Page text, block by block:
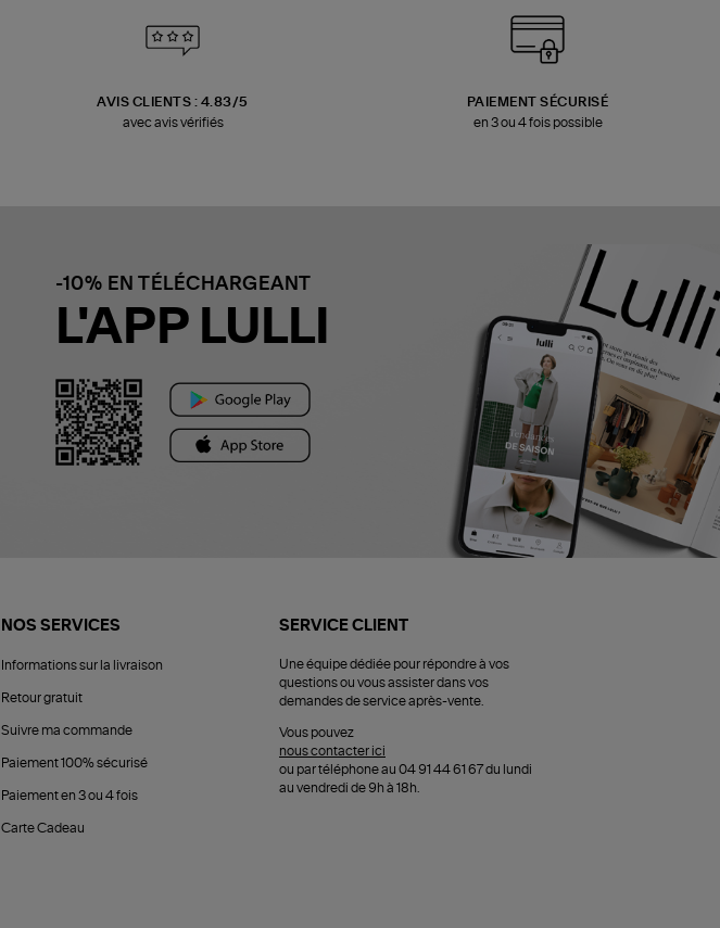
AVIS CLIENTS : 4.83/5
avec avis vérifiés
PAIEMENT SÉCURISÉ
en 3 ou 4 fois possible
-10% EN TÉLÉCHARGEANT
L'APP LULLI
NOS SERVICES
Informations sur la livraison
Retour gratuit
Suivre ma commande
Paiement 100% sécurisé
Paiement en 3 ou 4 fois
Carte Cadeau
SERVICE CLIENT
Une équipe dédiée pour répondre à vos
questions ou vous assister dans vos
demandes de service après-vente.
Vous pouvez
nous contacter ici
ou par téléphone au 04 91 44 61 67 du lundi
au vendredi de 9h à 18h.